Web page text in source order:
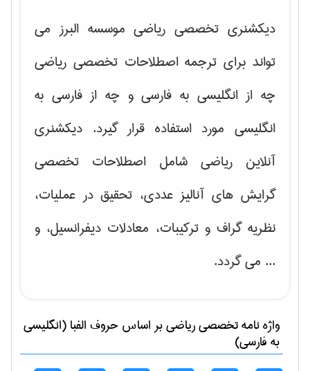
دیکشنری تخصصی ریاضی موسسه البرز می
تواند برای ترجمه اصطلاحات تخصصی ریاضی
چه از انگلیسی به فارسی و چه از فارسی به
انگلیسی مورد استفاده قرار گیرد. دیکشنری
آنلاین ریاضی شامل اصطلاحات تخصصی
گرایش های آنالیز عددی، تحقیق در عملیات،
نظریه گراف و تركیبات، معادلات دیفرانسیل، و
... می گردد.
واژه نامه تخصصیرياضیبر اساس حروف الفبا (انگلیسی
به فارسی)